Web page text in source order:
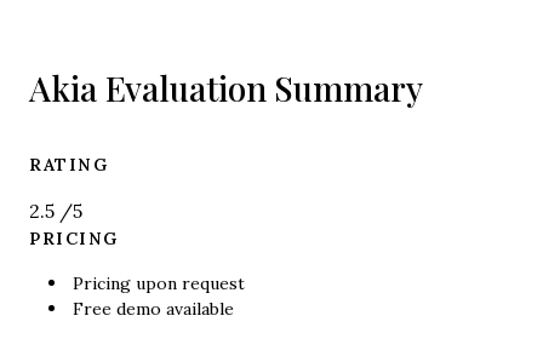
Akia Evaluation Summary
RATING
2.5 /5
PRICING
Pricing upon request
Free demo available